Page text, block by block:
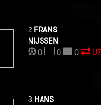
2 FRANS
NIJSSEN
0
0 0
3 HANS